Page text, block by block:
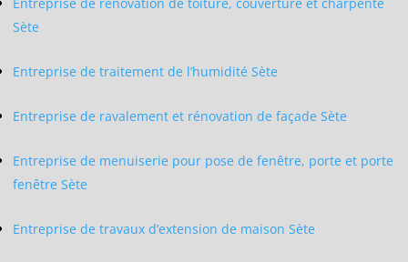
Sète
Entreprise de traitement de l’humidité Sète
Entreprise de ravalement et rénovation de façade Sète
Entreprise de menuiserie pour pose de fenêtre, porte et porte
fenêtre Sète
Entreprise de travaux d’extension de maison Sète